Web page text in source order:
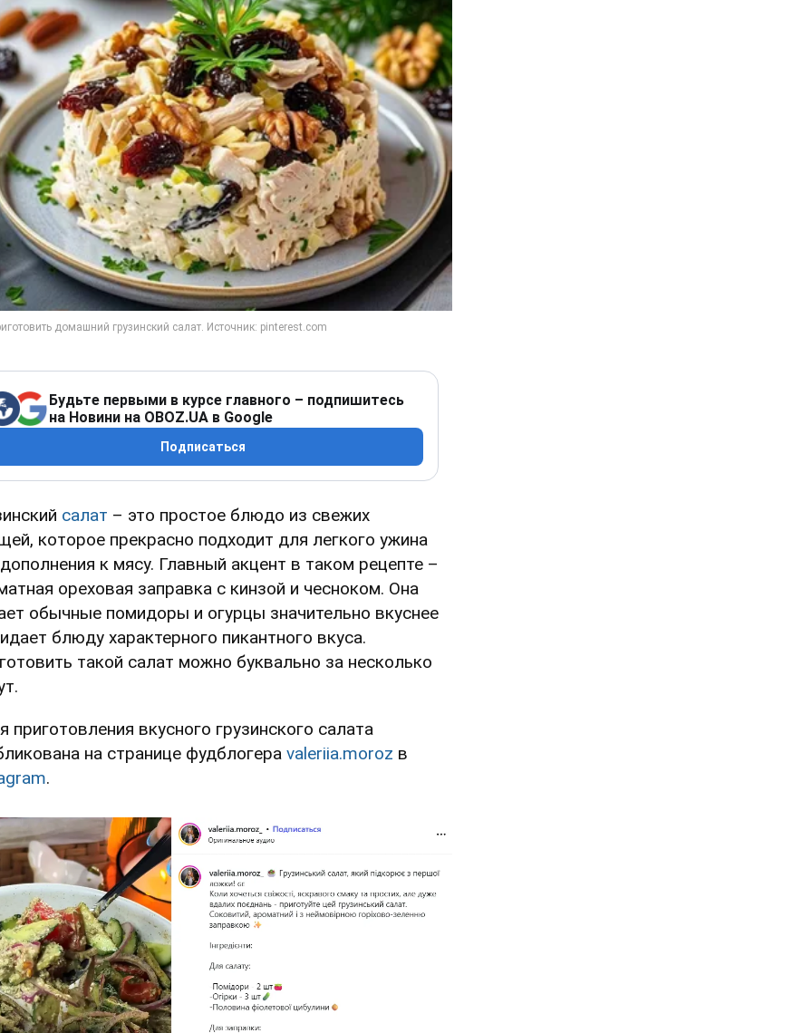
Будьте первыми в курсе главного – подпишитесь
на Новини на OBOZ.UA в Google
Подписаться
салат – это простое блюдо из свежих
которое прекрасно подходит для легкого ужина
к мясу. Главный акцент в таком рецепте –
ореховая заправка с кинзой и чесноком. Она
обычные помидоры и огурцы значительно вкуснее
блюду характерного пикантного вкуса.
такой салат можно буквально за несколько
приготовления вкусного грузинского салата
на странице фудблогера valeriia.moroz в
.